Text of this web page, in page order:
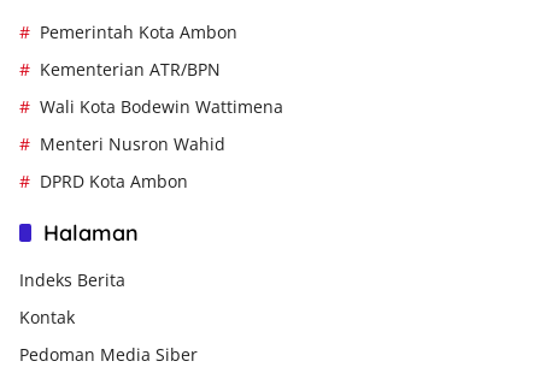
Pemerintah Kota Ambon
Kementerian ATR/BPN
Wali Kota Bodewin Wattimena
Menteri Nusron Wahid
DPRD Kota Ambon
Halaman
Indeks Berita
Kontak
Pedoman Media Siber